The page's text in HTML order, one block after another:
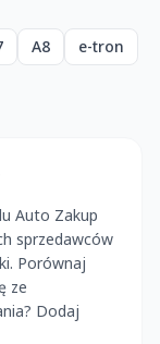
A8
e-tron
Auto Zakup
sprzedawców
Porównaj
ze
Dodaj